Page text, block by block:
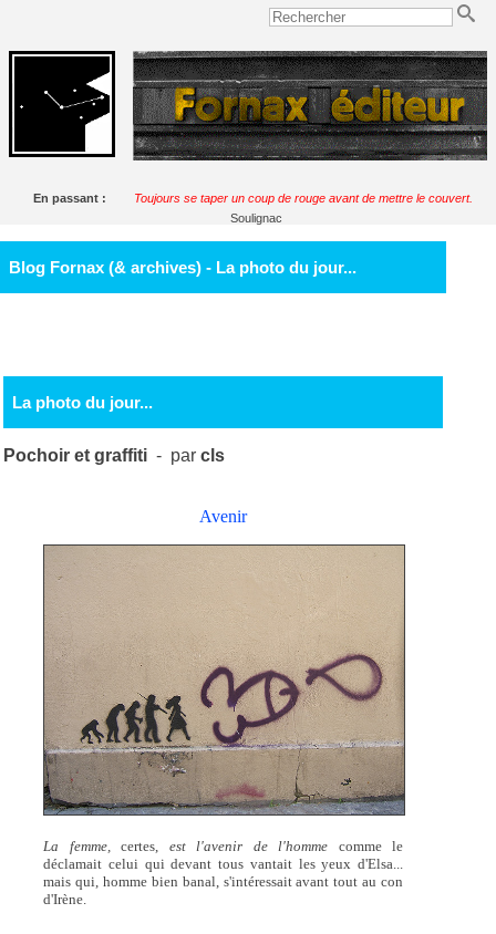
En passant :
Toujours se taper un coup de rouge avant de mettre le couvert.
Soulignac
Blog Fornax (& archives) - La photo du jour...
La photo du jour...
Pochoir et graffiti - parcls
Avenir
La femme,certes, est l'avenir de l'homme comme le
déclamait celui qui devant tous vantait les yeux d'Elsa...
mais qui, homme bien banal, s'intéressait avant tout au con
d'Irène.